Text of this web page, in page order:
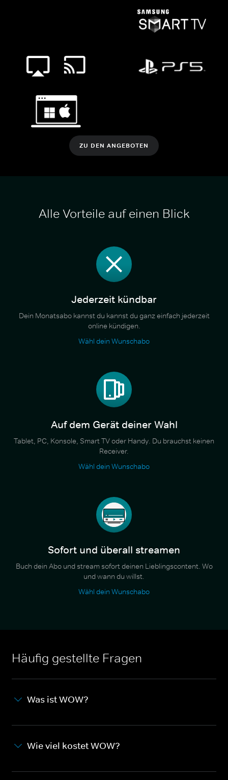
ZU DEN ANGEBOTEN
Alle Vorteile auf einen Blick
Jederzeit kündbar
Dein Monatsabo kannst du kannst du ganz einfach jederzeit
online kündigen.
Wähl dein Wunschabo
Auf dem Gerät deiner Wahl
Tablet, PC, Konsole, Smart TV oder Handy. Du brauchst keinen
Receiver.
Wähl dein Wunschabo
Sofort und überall streamen
Buch dein Abo und stream sofort deinen Lieblingscontent. Wo
und wann du willst.
Wähl dein Wunschabo
Häufig gestellte Fragen
Was ist WOW?
Wie viel kostet WOW?